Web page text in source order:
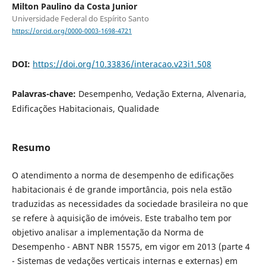
Milton Paulino da Costa Junior
Universidade Federal do Espírito Santo
https://orcid.org/0000-0003-1698-4721
DOI: https://doi.org/10.33836/interacao.v23i1.508
Palavras-chave: Desempenho, Vedação Externa, Alvenaria,
Edificações Habitacionais, Qualidade
Resumo
O atendimento a norma de desempenho de edificações
habitacionais é de grande importância, pois nela estão
traduzidas as necessidades da sociedade brasileira no que
se refere à aquisição de imóveis. Este trabalho tem por
objetivo analisar a implementação da Norma de
Desempenho - ABNT NBR 15575, em vigor em 2013 (parte 4
- Sistemas de vedações verticais internas e externas) em